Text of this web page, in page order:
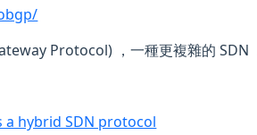
Protocol) ，一種更複雜的 SDN
a hybrid SDN protocol